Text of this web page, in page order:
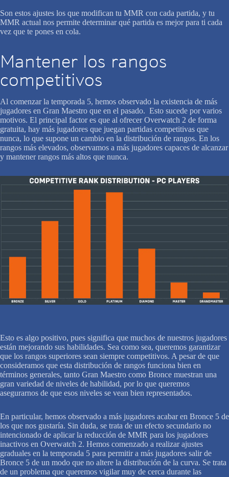
Son estos ajustes los que modifican tu MMR con cada partida, y tu
MMR actual nos permite determinar qué partida es mejor para ti cada
vez que te pones en cola.
Mantener los rangos
competitivos
Al comenzar la temporada 5, hemos observado la existencia de más
jugadores en Gran Maestro que en el pasado. Esto sucede por varios
motivos. El principal factor es que al ofrecer Overwatch 2 de forma
gratuita, hay más jugadores que juegan partidas competitivas que
nunca, lo que supone un cambio en la distribución de rangos. En los
rangos más elevados, observamos a más jugadores capaces de alcanzar
y mantener rangos más altos que nunca.
Esto es algo positivo, pues significa que muchos de nuestros jugadores
están mejorando sus habilidades. Sea como sea, queremos garantizar
que los rangos superiores sean siempre competitivos. A pesar de que
consideramos que esta distribución de rangos funciona bien en
términos generales, tanto Gran Maestro como Bronce muestran una
gran variedad de niveles de habilidad, por lo que queremos
asegurarnos de que esos niveles se vean bien representados.
En particular, hemos observado a más jugadores acabar en Bronce 5 de
los que nos gustaría. Sin duda, se trata de un efecto secundario no
intencionado de aplicar la reducción de MMR para los jugadores
inactivos en Overwatch 2. Hemos comenzado a realizar ajustes
graduales en la temporada 5 para permitir a más jugadores salir de
Bronce 5 de un modo que no altere la distribución de la curva. Se trata
de un problema que queremos vigilar muy de cerca durante las